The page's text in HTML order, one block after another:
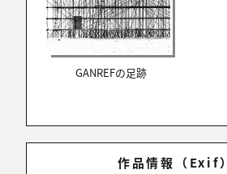
彩璃
2018/07/02 10:17:02
入選おめでとうございます。
LOOK555
GANREFの足跡
作品情報（Exif）